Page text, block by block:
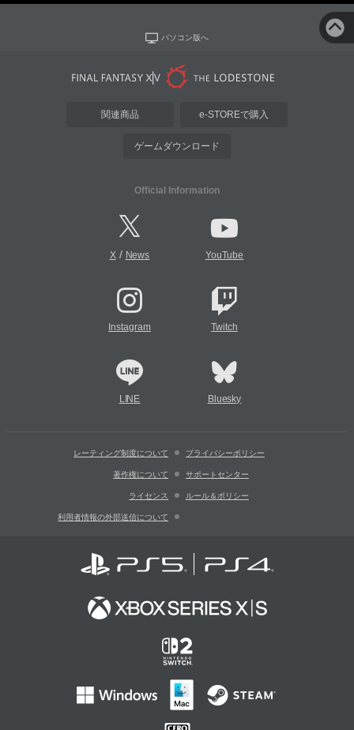
パソコン版へ
関連商品 e-STOREで購入
ゲームダウンロード
Official Information
X/ News YouTube
Instagram Twitch
LINE Bluesky
レーティング制度について プライバシーポリシー
著作権について サポートセンター
ライセンス ルール＆ポリシー
利用者情報の外部送信について